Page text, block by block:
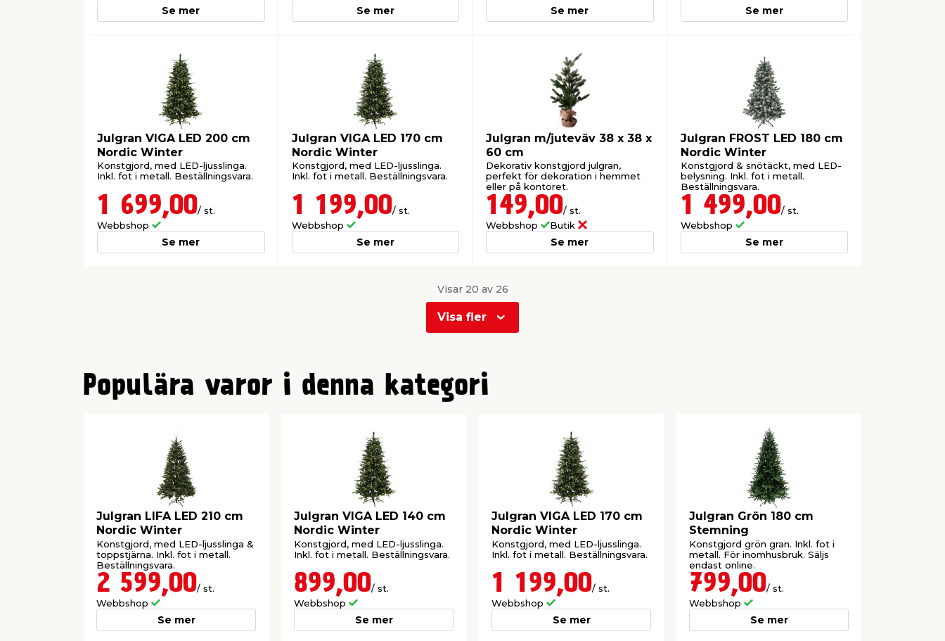
Se mer Se mer Se mer Se mer
Julgran VIGA LED 200 cm
Nordic Winter
Konstgjord, med LED-ljusslinga.
Inkl. fot i metall. Beställningsvara.
1 699,00/ st.
Webbshop
Se mer
Julgran VIGA LED 170 cm
Nordic Winter
Konstgjord, med LED-ljusslinga.
Inkl. fot i metall. Beställningsvara.
1 199,00/ st.
Webbshop
Se mer
Julgran m/juteväv 38 x 38 x
60 cm
Dekorativ konstgjord julgran,
perfekt för dekoration i hemmet
eller på kontoret.
149,00/ st.
Webbshop
Butik
Se mer
Julgran FROST LED 180 cm
Nordic Winter
Konstgjord & snötäckt, med LED-
belysning. Inkl. fot i metall.
Beställningsvara.
1 499,00/ st.
Webbshop
Se mer
Visar 20 av 26
Visa fler
Populära varor i denna kategori
Julgran LIFA LED 210 cm
Nordic Winter
Konstgjord, med LED-ljusslinga &
toppstjärna. Inkl. fot i metall.
Beställningsvara.
2 599,00/ st.
Webbshop
Se mer
Julgran VIGA LED 140 cm
Nordic Winter
Konstgjord, med LED-ljusslinga.
Inkl. fot i metall. Beställningsvara.
899,00/ st.
Webbshop
Se mer
Julgran VIGA LED 170 cm
Nordic Winter
Konstgjord, med LED-ljusslinga.
Inkl. fot i metall. Beställningsvara.
1 199,00/ st.
Webbshop
Se mer
Julgran Grön 180 cm
Stemning
Konstgjord grön gran. Inkl. fot i
metall. För inomhusbruk. Säljs
endast online.
799,00/ st.
Webbshop
Se mer